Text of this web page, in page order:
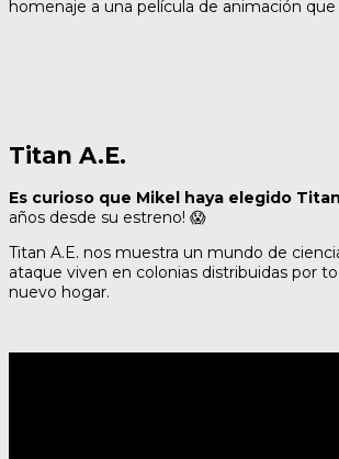
homenaje a una película de animación
Titan A.E.
Es curioso que Mikel haya elegido
años desde su estreno! 😱
Titan A.E. nos muestra un mundo de
ataque viven en colonias distribuidas por
nuevo hogar.